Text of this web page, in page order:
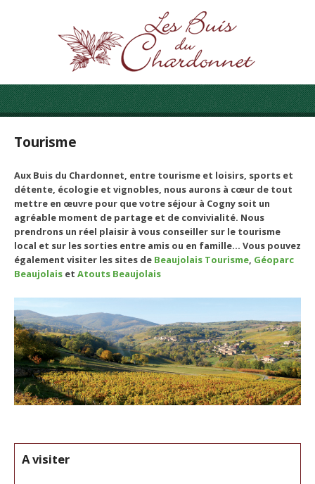
Tourisme
Aux Buis du Chardonnet, entre tourisme et loisirs, sports et
détente, écologie et vignobles, nous aurons à cœur de tout
mettre en œuvre pour que votre séjour à Cogny soit un
agréable moment de partage et de convivialité. Nous
prendrons un réel plaisir à vous conseiller sur le tourisme
local et sur les sorties entre amis ou en famille... Vous pouvez
également visiter les sites de Beaujolais Tourisme, Géoparc
Beaujolais et Atouts Beaujolais
A visiter